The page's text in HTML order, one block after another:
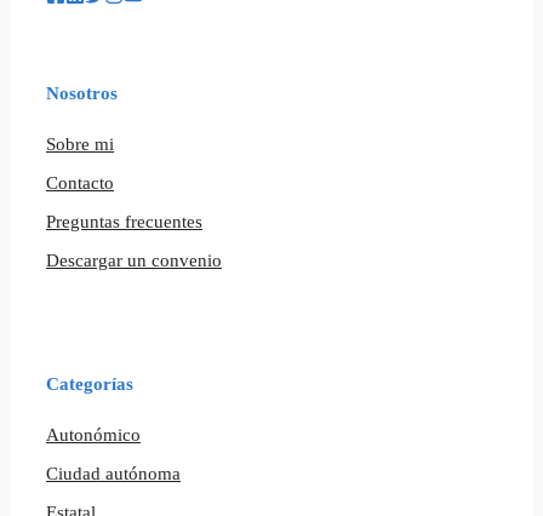
Nosotros
Sobre mi
Contacto
Preguntas frecuentes
Descargar un convenio
Categorías
Autonómico
Ciudad autónoma